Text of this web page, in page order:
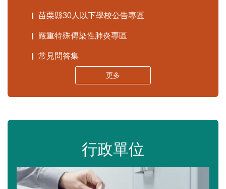
苗栗縣30人以下學校公告專區
嚴重特殊傳染性肺炎專區
常見問答集
更多
行政單位